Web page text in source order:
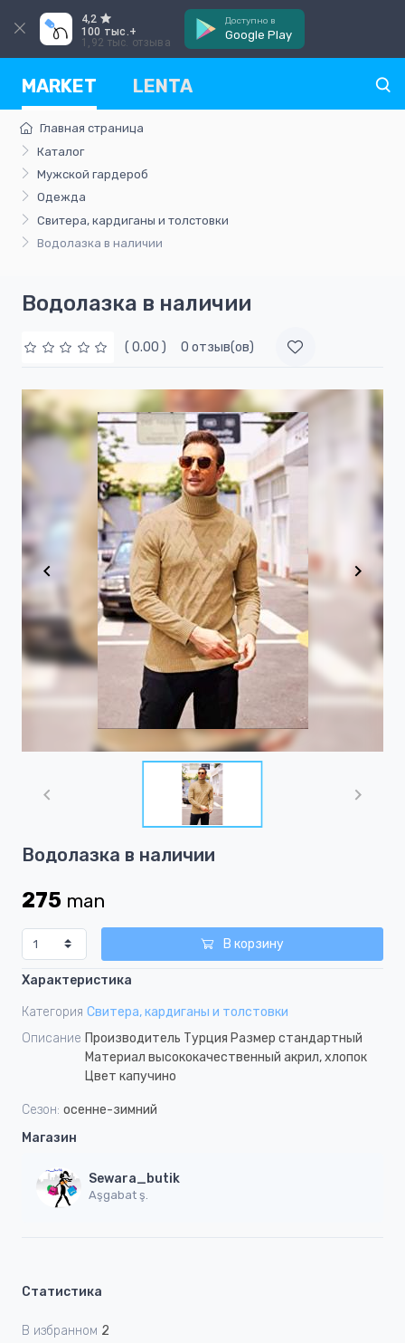
4,2
100 тыс.+
1,92 тыс. отзыва
Доступно в
Google Play
MARKET LENTA
Главная страница
Каталог
Мужской гардероб
Одежда
Свитера, кардиганы и толстовки
Водолазка в наличии
Водолазка в наличии
( 0.00 ) 0 отзыв(ов)
1
1
Водолазка в наличии
275 man
В корзину
Характеристика
Категория Свитера, кардиганы и толстовки
Описание Производитель Турция Размер стандартный
Материал высококачественный акрил, хлопок
Цвет капучино
Сезон: осенне-зимний
Магазин
Sewara_butik
Aşgabat ş.
Статистика
В избранном 2